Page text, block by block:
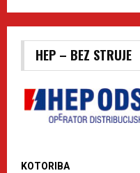
HEP – BEZ STRUJE
KOTORIBA